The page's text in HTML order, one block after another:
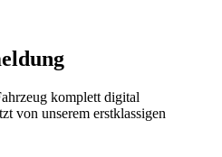
komplett digital
von unserem erstklassigen